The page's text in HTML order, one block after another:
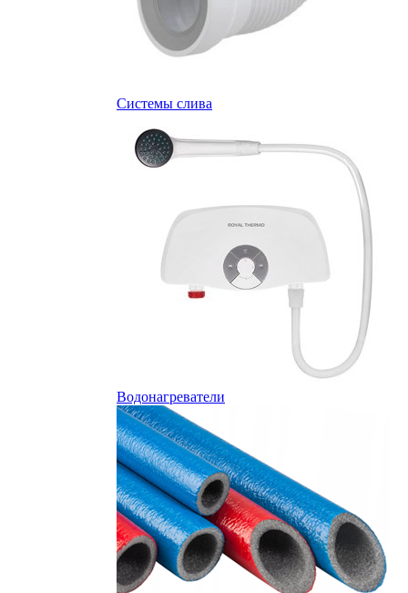
Системы слива
Водонагреватели